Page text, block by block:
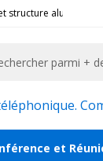
structure alu pour
et